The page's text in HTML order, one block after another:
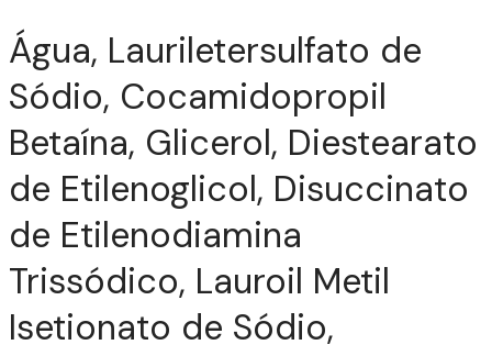
Água, Lauriletersulfato de
Sódio, Cocamidopropil
Betaína, Glicerol, Diestearato
de Etilenoglicol, Disuccinato
de Etilenodiamina
Trissódico, Lauroil Metil
Isetionato de Sódio,